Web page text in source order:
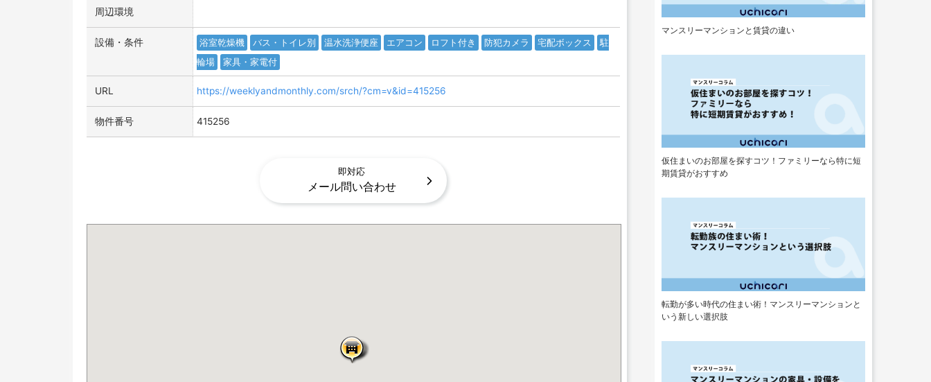
周辺環境
設備・条件 浴室乾燥機 バス・トイレ別 温水洗浄便座 エアコン ロフト付き 防犯カメラ 宅配ボックス
駐
輪場
家具・家電付
URL https://weeklyandmonthly.com/srch/?cm=v&id=415256
物件番号 415256
即対応
メール問い合わせ
マンスリーマンションと賃貸の違い
仮住まいのお部屋を探すコツ！ファミリーなら特に短
期賃貸がおすすめ
転勤が多い時代の住まい術！マンスリーマンションと
いう新しい選択肢